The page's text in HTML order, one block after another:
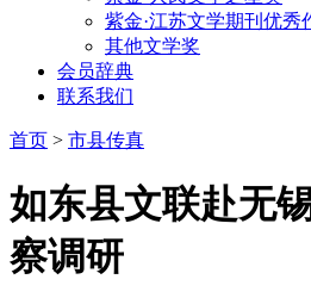
紫金·江苏文学期刊优秀
其他文学奖
会员辞典
联系我们
首页 > 市县传真
如东县文联赴无
察调研